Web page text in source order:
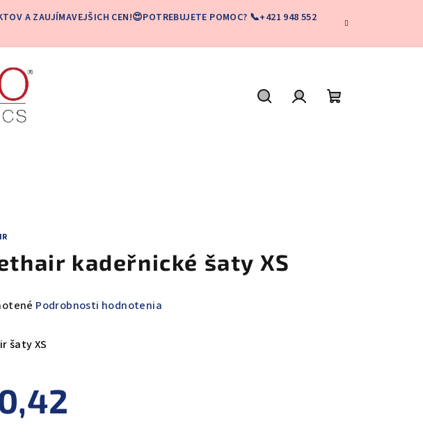
A ZAUJÍMAVEJŠICH CEN!😍POTREBUJETE POMOC? 📞+421 948 552
kadeřnické šaty XS
Podrobnosti hodnotenia
šaty XS